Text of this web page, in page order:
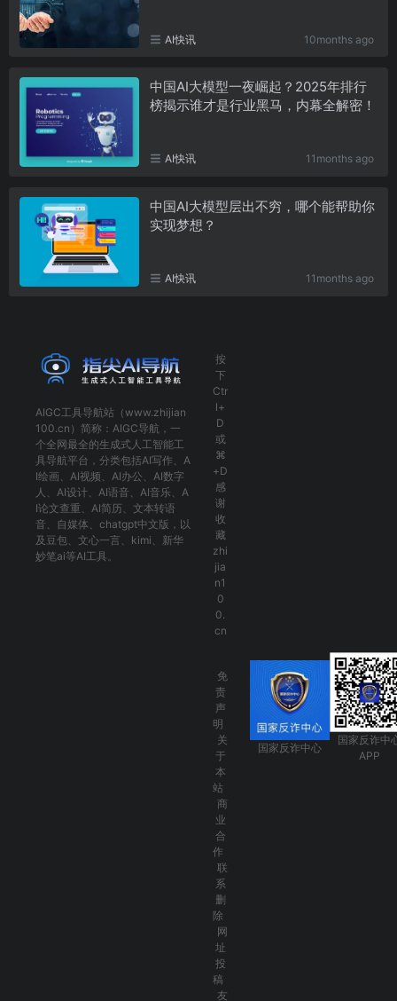
AI快讯 10months ago
中国AI大模型一夜崛起？2025年排行
榜揭示谁才是行业黑马，内幕全解密！
AI快讯 11months ago
中国AI大模型层出不穷，哪个能帮助你
实现梦想？
AI快讯 11months ago
AIGC工具导航站（www.zhijian
100.cn）简称： AIGC导航 ，一
个全网最全的生成式人工智能工
具导航平台，分类包括AI写作 、 A
I绘画 、 AI视频 、 AI办公 、 AI数字
人 、 AI设计、 AI语音、 AI音乐、 A
I论文查重 、 AI简历 、 文本转语
音、 自媒体 、 chatgpt中文版 ，以
及 豆包、 文心一言 、 kimi 、 新华
妙笔ai等AI工具。
按
下
Ctr
l+
D
或
⌘
+D
感
谢
收
藏
zhi
jia
n1
0
0.
cn
免
责
声
明
关
于
本
站
商
业
合
作
联
系
删
除
网
址
投
稿
友
国家反诈中心
国家反诈中
APP